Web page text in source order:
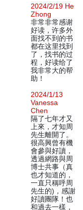
2024/2/19 He
Zhong
非常非常感谢
好读，许多外
面找不到的书
都在这里找到
了，找书的过
程，好读给了
我非常大的帮
助！
2024/1/13
Vanessa
Chen
隔了七年才又
上來，才知周
先生離開了。
很高興曾有機
會參與好讀，
透過網路與周
博士共事（真
也才知道的，
一直只稱呼周
先生的)，感謝
好讀團隊！也
和過去一樣，